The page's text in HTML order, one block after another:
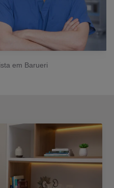
em Barueri